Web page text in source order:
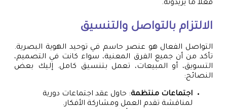
فعلاً ما يريدونه.
الالتزام بالتواصل والتنسيق
التواصل الفعال هو عنصر حاسم في توحيد الهوية البصرية.
تأكد من أن جميع الفرق المعنية، سواء كانت في التصميم،
التسويق، أو المبيعات، تعمل بتنسيق كامل. إليك بعض
النصائح:
اجتماعات منتظمة: حاول عقد اجتماعات دورية
لمناقشة تقدم العمل ومشاركة الأفكار.